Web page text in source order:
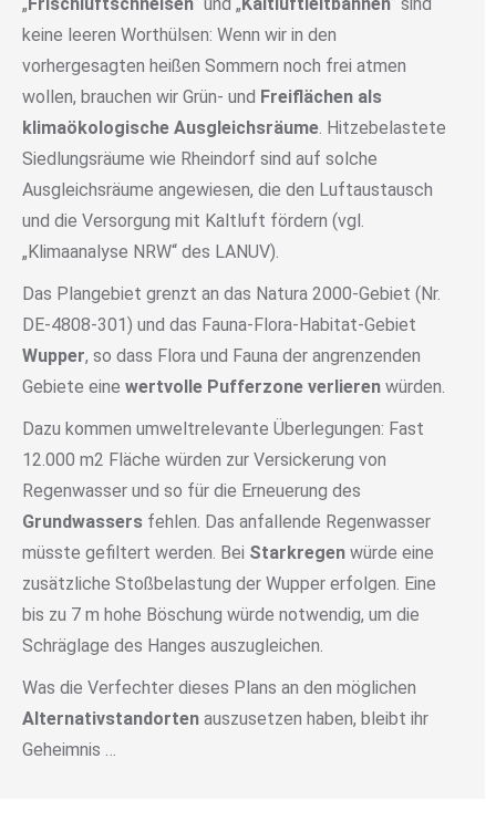
keine leeren Worthülsen: Wenn wir in den
vorhergesagten heißen Sommern noch frei atmen
wollen, brauchen wir Grün- und Freiflächen als
klimaökologische Ausgleichsräume. Hitzebelastete
Siedlungsräume wie Rheindorf sind auf solche
Ausgleichsräume angewiesen, die den Luftaustausch
und die Versorgung mit Kaltluft fördern (vgl.
„Klimaanalyse NRW“ des LANUV).
Das Plangebiet grenzt an das Natura 2000-Gebiet (Nr.
DE-4808-301) und das Fauna-Flora-Habitat-Gebiet
Wupper, so dass Flora und Fauna der angrenzenden
Gebiete eine wertvolle Pufferzone verlieren würden.
Dazu kommen umweltrelevante Überlegungen: Fast
12.000 m2 Fläche würden zur Versickerung von
Regenwasser und so für die Erneuerung des
Grundwassers fehlen. Das anfallende Regenwasser
müsste gefiltert werden. Bei Starkregen würde eine
zusätzliche Stoßbelastung der Wupper erfolgen. Eine
bis zu 7 m hohe Böschung würde notwendig, um die
Schräglage des Hanges auszugleichen.
Was die Verfechter dieses Plans an den möglichen
Alternativstandorten auszusetzen haben, bleibt ihr
Geheimnis …